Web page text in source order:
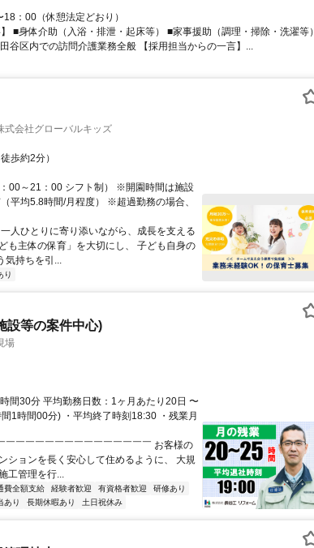
：00（休憩法定どおり）
■身体介助（入浴・排泄・起床等） ■家事援助（調理・掃除・洗濯等）
谷区内での訪問介護業務全般 【採用担当からの一言】...
式会社グローバルキッズ
徒歩約2分）
00～21：00 シフト制） ※開園時間は施設
平均5.8時間/月程度） ※超過勤務の場合、
人ひとりに寄り添いながら、成長を支える
も主体の保育」を大切にし、 子ども自身の
気持ちを引...
り
設等の案件中心)
場
間30分 平均勤務日数：1ヶ月あたり20日 〜
1時間00分) ・平均終了時刻18:30 ・残業月
￣￣￣￣￣￣￣￣￣￣￣￣￣￣￣ お客様の
ションを長く安心して住めるように、 大規
工管理を行...
費全額支給 経験者歓迎 有資格者歓迎
研修あり
あり 長期休暇あり 土日祝休み